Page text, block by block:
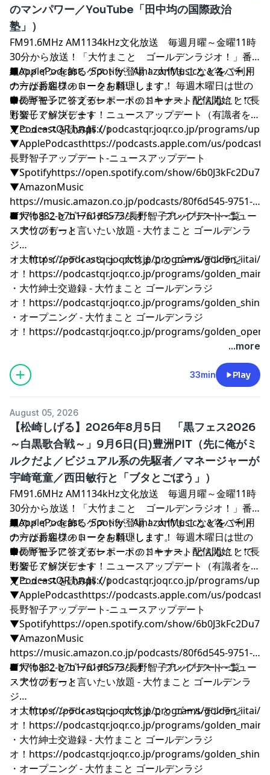
のマンパワー／YouTube「田中均の国際政治
塾」）
FM91.6MHz AM1134kHz文化放送 毎週月曜～金曜11時
30分から放送！「大竹まこと ゴールデンラジオ！」番
組のメインを飾るゲストが登場！ 大竹まこと＆各パート
ナーがお客様のトークを料理します。 毎週木曜日は世の
中のギモンに答えるレポートのコーナー。 どんなことで
も楽しく解決します！
■ApplePodcast、Spotify、AmazonMusicなどをご利用
の方は番組フォローをお願いします！
■長野智子アップデート ポッドキャスト配信開始！！長
野智子アップデート ニュースアップデート（有識者を迎
えニュースを読み解く）
▼PodcastQR⁠⁠⁠⁠⁠⁠⁠⁠⁠⁠⁠⁠⁠⁠⁠⁠⁠⁠⁠⁠⁠⁠⁠⁠⁠⁠⁠⁠⁠⁠⁠⁠⁠⁠⁠⁠⁠⁠⁠⁠⁠⁠⁠⁠⁠⁠⁠⁠⁠⁠⁠⁠⁠⁠⁠⁠⁠⁠⁠⁠⁠⁠⁠⁠⁠⁠⁠⁠⁠⁠⁠⁠⁠⁠⁠⁠⁠⁠⁠⁠⁠⁠⁠⁠⁠⁠⁠⁠⁠⁠⁠⁠⁠⁠⁠⁠⁠⁠⁠⁠⁠⁠⁠⁠⁠⁠⁠⁠⁠⁠⁠⁠⁠⁠⁠⁠⁠⁠⁠⁠⁠⁠⁠⁠⁠⁠⁠⁠⁠⁠⁠⁠⁠⁠⁠⁠⁠⁠⁠⁠⁠⁠⁠⁠⁠⁠⁠⁠⁠⁠⁠⁠⁠⁠⁠⁠⁠⁠⁠⁠https://podcastqr.joqr.co.jp/programs/up⁠⁠⁠⁠⁠⁠⁠⁠⁠⁠⁠⁠⁠⁠⁠⁠⁠⁠⁠⁠⁠⁠⁠⁠⁠⁠⁠⁠⁠⁠⁠⁠⁠⁠⁠⁠⁠⁠⁠⁠⁠⁠⁠⁠⁠⁠⁠⁠⁠⁠⁠⁠⁠⁠⁠⁠⁠⁠⁠⁠⁠⁠⁠⁠⁠⁠⁠⁠⁠⁠⁠⁠⁠⁠⁠⁠⁠⁠⁠⁠⁠⁠⁠⁠⁠⁠⁠⁠⁠⁠⁠⁠⁠⁠⁠⁠⁠⁠⁠⁠⁠⁠⁠⁠⁠⁠⁠⁠⁠⁠⁠⁠⁠⁠⁠⁠⁠⁠⁠⁠⁠⁠⁠⁠⁠⁠⁠⁠⁠⁠⁠⁠⁠⁠⁠⁠⁠⁠⁠⁠⁠⁠⁠⁠⁠⁠⁠⁠⁠⁠⁠⁠⁠⁠⁠⁠⁠⁠⁠⁠
▼ApplePodcast⁠⁠⁠⁠⁠⁠⁠⁠⁠⁠⁠⁠⁠⁠⁠⁠⁠⁠⁠⁠⁠⁠⁠⁠⁠⁠⁠⁠⁠⁠⁠⁠⁠⁠⁠⁠⁠⁠⁠⁠⁠⁠⁠⁠⁠⁠⁠⁠⁠⁠⁠⁠⁠⁠⁠⁠⁠⁠⁠⁠⁠⁠⁠⁠⁠⁠⁠⁠⁠⁠⁠⁠⁠⁠⁠⁠⁠⁠⁠⁠⁠⁠⁠⁠⁠⁠⁠⁠⁠⁠⁠⁠⁠⁠⁠⁠⁠⁠⁠⁠⁠⁠⁠⁠⁠⁠⁠⁠⁠⁠⁠⁠⁠⁠⁠⁠⁠⁠⁠⁠⁠⁠⁠⁠⁠⁠⁠⁠⁠⁠⁠⁠⁠⁠⁠⁠⁠⁠⁠⁠⁠⁠⁠⁠⁠⁠⁠⁠⁠⁠⁠⁠⁠⁠⁠⁠⁠⁠⁠⁠https://podcasts.apple.com/us/podcast/
長野智子アップデート-ニュースアップデート⁠⁠⁠⁠⁠⁠⁠⁠⁠⁠⁠⁠⁠⁠⁠⁠⁠⁠⁠⁠⁠⁠⁠⁠⁠⁠⁠⁠⁠⁠⁠⁠⁠⁠⁠⁠⁠⁠⁠⁠⁠⁠⁠⁠⁠⁠⁠⁠⁠⁠⁠⁠⁠⁠⁠⁠⁠⁠⁠⁠⁠⁠⁠⁠⁠⁠⁠⁠⁠⁠⁠⁠⁠⁠⁠⁠⁠⁠⁠⁠⁠⁠⁠⁠⁠⁠⁠⁠⁠⁠⁠⁠⁠⁠⁠⁠⁠⁠⁠⁠⁠⁠⁠⁠⁠⁠⁠⁠⁠⁠⁠⁠⁠⁠⁠⁠⁠⁠⁠⁠⁠⁠⁠⁠⁠⁠⁠⁠⁠⁠⁠⁠⁠⁠⁠⁠⁠⁠⁠⁠⁠⁠⁠⁠⁠⁠⁠⁠⁠⁠⁠⁠⁠⁠⁠⁠⁠⁠⁠⁠
▼Spotify⁠⁠⁠⁠⁠⁠⁠⁠⁠⁠⁠⁠⁠⁠⁠⁠⁠⁠⁠⁠⁠⁠⁠⁠⁠⁠⁠⁠⁠⁠⁠⁠⁠⁠⁠⁠⁠⁠⁠⁠⁠⁠⁠⁠⁠⁠⁠⁠⁠⁠⁠⁠⁠⁠⁠⁠⁠⁠⁠⁠⁠⁠⁠⁠⁠⁠⁠⁠⁠⁠⁠⁠⁠⁠⁠⁠⁠⁠⁠⁠⁠⁠⁠⁠⁠⁠⁠⁠⁠⁠⁠⁠⁠⁠⁠⁠⁠⁠⁠⁠⁠⁠⁠⁠⁠⁠⁠⁠⁠⁠⁠⁠⁠⁠⁠⁠⁠⁠⁠⁠⁠⁠⁠⁠⁠⁠⁠⁠⁠⁠⁠⁠⁠⁠⁠⁠⁠⁠⁠⁠⁠⁠⁠⁠⁠⁠⁠⁠⁠⁠⁠⁠⁠⁠⁠⁠⁠⁠⁠⁠https://open.spotify.com/show/
▼AmazonMusic
⁠⁠⁠⁠⁠⁠⁠⁠⁠⁠⁠⁠⁠⁠⁠⁠⁠⁠⁠⁠⁠⁠⁠⁠⁠⁠⁠⁠⁠⁠⁠⁠⁠⁠⁠⁠⁠⁠⁠⁠⁠⁠⁠⁠⁠⁠⁠⁠⁠⁠⁠⁠⁠⁠⁠⁠⁠⁠⁠⁠⁠⁠⁠⁠⁠⁠⁠⁠⁠⁠⁠⁠⁠⁠⁠⁠⁠⁠⁠⁠⁠⁠⁠⁠⁠⁠⁠⁠⁠⁠⁠⁠⁠⁠⁠⁠⁠⁠⁠⁠⁠⁠⁠⁠⁠⁠⁠⁠⁠⁠⁠⁠⁠⁠⁠⁠⁠⁠⁠⁠⁠⁠⁠⁠⁠⁠⁠⁠⁠⁠⁠⁠⁠⁠⁠⁠⁠⁠⁠⁠⁠⁠⁠⁠⁠⁠⁠⁠⁠⁠⁠⁠⁠⁠⁠⁠⁠⁠⁠⁠https://music.amazon.co.jp/podcasts/80f6d545-9751-
4f17-b882-b7b1761d8573/長野智子アップデート-ニュー
スアップデート⁠⁠⁠⁠⁠⁠⁠⁠⁠⁠⁠⁠⁠⁠⁠⁠⁠⁠⁠⁠⁠⁠⁠⁠⁠⁠⁠⁠⁠⁠⁠⁠⁠⁠⁠⁠⁠⁠⁠⁠⁠⁠⁠⁠⁠⁠⁠⁠⁠⁠⁠⁠⁠⁠⁠⁠⁠⁠⁠⁠⁠⁠⁠⁠⁠⁠⁠⁠⁠⁠⁠⁠⁠⁠⁠⁠⁠⁠⁠⁠⁠⁠⁠⁠⁠⁠⁠⁠⁠⁠⁠⁠⁠⁠⁠⁠⁠⁠⁠⁠⁠⁠⁠⁠⁠⁠⁠⁠⁠⁠⁠⁠⁠⁠⁠⁠⁠⁠⁠⁠⁠⁠⁠⁠⁠⁠⁠⁠⁠⁠⁠⁠⁠⁠⁠⁠⁠⁠⁠⁠⁠⁠⁠⁠⁠⁠⁠⁠⁠⁠⁠⁠⁠⁠⁠⁠⁠⁠⁠⁠
■大竹まことゴールデンラジオ！ プレイリスト一覧
・大竹のもっと言いたい放題 - 大竹まこと ゴールデンラ
ジ
オ！⁠⁠⁠⁠⁠⁠⁠⁠⁠⁠⁠⁠⁠⁠⁠⁠⁠⁠⁠⁠⁠⁠⁠⁠⁠⁠⁠⁠⁠⁠⁠⁠⁠⁠⁠⁠⁠⁠⁠⁠⁠⁠⁠⁠⁠⁠⁠⁠⁠⁠⁠⁠⁠⁠⁠⁠⁠⁠⁠⁠⁠⁠⁠⁠⁠⁠⁠⁠⁠⁠⁠⁠⁠⁠⁠⁠⁠⁠⁠⁠⁠⁠⁠⁠⁠⁠⁠⁠⁠⁠⁠⁠⁠⁠⁠⁠⁠⁠⁠⁠⁠⁠⁠⁠⁠⁠⁠⁠⁠⁠⁠⁠⁠⁠⁠⁠⁠⁠⁠⁠⁠⁠⁠⁠⁠⁠⁠⁠⁠⁠⁠⁠⁠⁠⁠⁠⁠⁠⁠⁠⁠⁠⁠⁠⁠⁠⁠⁠⁠⁠⁠⁠⁠⁠⁠⁠⁠⁠⁠⁠https://podcastqr.joqr.co.jp/programs/golden_iitai/⁠⁠⁠⁠⁠⁠⁠⁠⁠⁠⁠⁠⁠⁠⁠⁠⁠⁠⁠⁠⁠⁠⁠⁠⁠⁠⁠⁠⁠⁠⁠⁠⁠⁠⁠⁠⁠⁠⁠⁠⁠⁠⁠⁠⁠⁠⁠⁠⁠⁠⁠⁠⁠⁠⁠⁠⁠⁠⁠⁠⁠⁠⁠⁠⁠⁠⁠⁠⁠⁠⁠⁠⁠⁠⁠⁠⁠⁠⁠⁠⁠⁠⁠⁠⁠⁠⁠⁠⁠⁠⁠⁠⁠⁠⁠⁠⁠⁠⁠⁠⁠⁠⁠⁠⁠⁠⁠⁠⁠⁠⁠⁠⁠⁠⁠⁠⁠⁠⁠⁠⁠⁠⁠⁠⁠⁠⁠⁠⁠⁠⁠⁠⁠⁠⁠⁠⁠⁠⁠⁠⁠⁠⁠⁠⁠⁠⁠⁠⁠⁠⁠⁠⁠⁠⁠⁠⁠⁠⁠⁠
・大竹メインディッシュ - 大竹まこと ゴールデンラジ
オ！ ⁠⁠⁠⁠⁠⁠⁠⁠⁠⁠⁠⁠⁠⁠⁠⁠⁠⁠⁠⁠⁠⁠⁠⁠⁠⁠⁠⁠⁠⁠⁠⁠⁠⁠⁠⁠⁠⁠⁠⁠⁠⁠⁠⁠⁠⁠⁠⁠⁠⁠⁠⁠⁠⁠⁠⁠⁠⁠⁠⁠⁠⁠⁠⁠⁠⁠⁠⁠⁠⁠⁠⁠⁠⁠⁠⁠⁠⁠⁠⁠⁠⁠⁠⁠⁠⁠⁠⁠⁠⁠⁠⁠⁠⁠⁠⁠⁠⁠⁠⁠⁠⁠⁠⁠⁠⁠⁠⁠⁠⁠⁠⁠⁠⁠⁠⁠⁠⁠⁠⁠⁠⁠⁠⁠⁠⁠⁠⁠⁠⁠⁠⁠⁠⁠⁠⁠⁠⁠⁠⁠⁠⁠⁠⁠⁠⁠⁠⁠⁠⁠⁠⁠⁠⁠⁠⁠⁠⁠⁠⁠https://podcastqr.joqr.co.jp/programs/golden_main⁠⁠⁠⁠⁠⁠⁠⁠⁠⁠⁠⁠⁠⁠⁠⁠⁠⁠⁠⁠⁠⁠⁠⁠⁠⁠⁠⁠⁠⁠⁠⁠⁠⁠⁠⁠⁠⁠⁠⁠⁠⁠⁠⁠⁠⁠⁠⁠⁠⁠⁠⁠⁠⁠⁠⁠⁠⁠⁠⁠⁠⁠⁠⁠⁠⁠⁠⁠⁠⁠⁠⁠⁠⁠⁠⁠⁠⁠⁠⁠⁠⁠⁠⁠⁠⁠⁠⁠⁠⁠⁠⁠⁠⁠⁠⁠⁠⁠⁠⁠⁠⁠⁠⁠⁠⁠⁠⁠⁠⁠⁠⁠⁠⁠⁠⁠⁠⁠⁠⁠⁠⁠⁠⁠⁠⁠⁠⁠⁠⁠⁠⁠⁠⁠⁠⁠⁠⁠⁠⁠⁠⁠⁠⁠⁠⁠⁠⁠⁠⁠⁠⁠⁠⁠⁠⁠⁠⁠⁠⁠
・大竹紳士交遊録 - 大竹まこと ゴールデンラジ
オ！ ⁠⁠⁠⁠⁠⁠⁠⁠⁠⁠⁠⁠⁠⁠⁠⁠⁠⁠⁠⁠⁠⁠⁠⁠⁠⁠⁠⁠⁠⁠⁠⁠⁠⁠⁠⁠⁠⁠⁠⁠⁠⁠⁠⁠⁠⁠⁠⁠⁠⁠⁠⁠⁠⁠⁠⁠⁠⁠⁠⁠⁠⁠⁠⁠⁠⁠⁠⁠⁠⁠⁠⁠⁠⁠⁠⁠⁠⁠⁠⁠⁠⁠⁠⁠⁠⁠⁠⁠⁠⁠⁠⁠⁠⁠⁠⁠⁠⁠⁠⁠⁠⁠⁠⁠⁠⁠⁠⁠⁠⁠⁠⁠⁠⁠⁠⁠⁠⁠⁠⁠⁠⁠⁠⁠⁠⁠⁠⁠⁠⁠⁠⁠⁠⁠⁠⁠⁠⁠⁠⁠⁠⁠⁠⁠⁠⁠⁠⁠⁠⁠⁠⁠⁠⁠⁠⁠⁠⁠⁠⁠https://podcastqr.joqr.co.jp/programs/
・オープニング - 大竹まこと ゴールデンラジ
オ！ ⁠⁠⁠⁠⁠⁠⁠⁠⁠⁠⁠⁠⁠⁠⁠⁠⁠⁠⁠⁠⁠⁠⁠⁠⁠⁠⁠⁠⁠⁠⁠⁠⁠⁠⁠⁠⁠⁠⁠⁠⁠⁠⁠⁠⁠⁠⁠⁠⁠⁠⁠⁠⁠⁠⁠⁠⁠⁠⁠⁠⁠⁠⁠⁠⁠⁠⁠⁠⁠⁠⁠⁠⁠⁠⁠⁠⁠⁠⁠⁠⁠⁠⁠⁠⁠⁠⁠⁠⁠⁠⁠⁠⁠⁠⁠⁠⁠⁠⁠⁠⁠⁠⁠⁠⁠⁠⁠⁠⁠⁠⁠⁠⁠⁠⁠⁠⁠⁠⁠⁠⁠⁠⁠⁠⁠⁠⁠⁠⁠⁠⁠⁠⁠⁠⁠⁠⁠⁠⁠⁠⁠⁠⁠⁠⁠⁠⁠⁠⁠⁠⁠⁠⁠⁠⁠⁠⁠⁠⁠⁠https://podcastqr.joqr.co.jp/programs/
...more
33min Play
August 05, 2026
【松崎しげる】2026年8月5日 「黒フェス2026
～白黒歌合戦～」9月6日(日)豊洲PIT（先に俺がミ
ルクだよ／ビジュアル系の先駆者／マネージャーが
宇崎竜童／西田敏行と「ブタとごぼう」）
FM91.6MHz AM1134kHz文化放送 毎週月曜～金曜11時
30分から放送！「大竹まこと ゴールデンラジオ！」番
組のメインを飾るゲストが登場！ 大竹まこと＆各パート
ナーがお客様のトークを料理します。 毎週木曜日は世の
中のギモンに答えるレポートのコーナー。 どんなことで
も楽しく解決します！
■ApplePodcast、Spotify、AmazonMusicなどをご利用
の方は番組フォローをお願いします！
■長野智子アップデート ポッドキャスト配信開始！！長
野智子アップデート ニュースアップデート（有識者を迎
えニュースを読み解く）
▼PodcastQR⁠⁠⁠⁠⁠⁠⁠⁠⁠⁠⁠⁠⁠⁠⁠⁠⁠⁠⁠⁠⁠⁠⁠⁠⁠⁠⁠⁠⁠⁠⁠⁠⁠⁠⁠⁠⁠⁠⁠⁠⁠⁠⁠⁠⁠⁠⁠⁠⁠⁠⁠⁠⁠⁠⁠⁠⁠⁠⁠⁠⁠⁠⁠⁠⁠⁠⁠⁠⁠⁠⁠⁠⁠⁠⁠⁠⁠⁠⁠⁠⁠⁠⁠⁠⁠⁠⁠⁠⁠⁠⁠⁠⁠⁠⁠⁠⁠⁠⁠⁠⁠⁠⁠⁠⁠⁠⁠⁠⁠⁠⁠⁠⁠⁠⁠⁠⁠⁠⁠⁠⁠⁠⁠⁠⁠⁠⁠⁠⁠⁠⁠⁠⁠⁠⁠⁠⁠⁠⁠⁠⁠⁠⁠⁠⁠⁠⁠⁠⁠⁠⁠⁠⁠⁠⁠⁠⁠⁠⁠https://podcastqr.joqr.co.jp/programs/up⁠⁠⁠⁠⁠⁠⁠⁠⁠⁠⁠⁠⁠⁠⁠⁠⁠⁠⁠⁠⁠⁠⁠⁠⁠⁠⁠⁠⁠⁠⁠⁠⁠⁠⁠⁠⁠⁠⁠⁠⁠⁠⁠⁠⁠⁠⁠⁠⁠⁠⁠⁠⁠⁠⁠⁠⁠⁠⁠⁠⁠⁠⁠⁠⁠⁠⁠⁠⁠⁠⁠⁠⁠⁠⁠⁠⁠⁠⁠⁠⁠⁠⁠⁠⁠⁠⁠⁠⁠⁠⁠⁠⁠⁠⁠⁠⁠⁠⁠⁠⁠⁠⁠⁠⁠⁠⁠⁠⁠⁠⁠⁠⁠⁠⁠⁠⁠⁠⁠⁠⁠⁠⁠⁠⁠⁠⁠⁠⁠⁠⁠⁠⁠⁠⁠⁠⁠⁠⁠⁠⁠⁠⁠⁠⁠⁠⁠⁠⁠⁠⁠⁠⁠⁠⁠⁠⁠⁠⁠
▼ApplePodcast⁠⁠⁠⁠⁠⁠⁠⁠⁠⁠⁠⁠⁠⁠⁠⁠⁠⁠⁠⁠⁠⁠⁠⁠⁠⁠⁠⁠⁠⁠⁠⁠⁠⁠⁠⁠⁠⁠⁠⁠⁠⁠⁠⁠⁠⁠⁠⁠⁠⁠⁠⁠⁠⁠⁠⁠⁠⁠⁠⁠⁠⁠⁠⁠⁠⁠⁠⁠⁠⁠⁠⁠⁠⁠⁠⁠⁠⁠⁠⁠⁠⁠⁠⁠⁠⁠⁠⁠⁠⁠⁠⁠⁠⁠⁠⁠⁠⁠⁠⁠⁠⁠⁠⁠⁠⁠⁠⁠⁠⁠⁠⁠⁠⁠⁠⁠⁠⁠⁠⁠⁠⁠⁠⁠⁠⁠⁠⁠⁠⁠⁠⁠⁠⁠⁠⁠⁠⁠⁠⁠⁠⁠⁠⁠⁠⁠⁠⁠⁠⁠⁠⁠⁠⁠⁠⁠⁠⁠⁠https://podcasts.apple.com/us/podcast/
長野智子アップデート-ニュースアップデート⁠⁠⁠⁠⁠⁠⁠⁠⁠⁠⁠⁠⁠⁠⁠⁠⁠⁠⁠⁠⁠⁠⁠⁠⁠⁠⁠⁠⁠⁠⁠⁠⁠⁠⁠⁠⁠⁠⁠⁠⁠⁠⁠⁠⁠⁠⁠⁠⁠⁠⁠⁠⁠⁠⁠⁠⁠⁠⁠⁠⁠⁠⁠⁠⁠⁠⁠⁠⁠⁠⁠⁠⁠⁠⁠⁠⁠⁠⁠⁠⁠⁠⁠⁠⁠⁠⁠⁠⁠⁠⁠⁠⁠⁠⁠⁠⁠⁠⁠⁠⁠⁠⁠⁠⁠⁠⁠⁠⁠⁠⁠⁠⁠⁠⁠⁠⁠⁠⁠⁠⁠⁠⁠⁠⁠⁠⁠⁠⁠⁠⁠⁠⁠⁠⁠⁠⁠⁠⁠⁠⁠⁠⁠⁠⁠⁠⁠⁠⁠⁠⁠⁠⁠⁠⁠⁠⁠⁠⁠
▼Spotify⁠⁠⁠⁠⁠⁠⁠⁠⁠⁠⁠⁠⁠⁠⁠⁠⁠⁠⁠⁠⁠⁠⁠⁠⁠⁠⁠⁠⁠⁠⁠⁠⁠⁠⁠⁠⁠⁠⁠⁠⁠⁠⁠⁠⁠⁠⁠⁠⁠⁠⁠⁠⁠⁠⁠⁠⁠⁠⁠⁠⁠⁠⁠⁠⁠⁠⁠⁠⁠⁠⁠⁠⁠⁠⁠⁠⁠⁠⁠⁠⁠⁠⁠⁠⁠⁠⁠⁠⁠⁠⁠⁠⁠⁠⁠⁠⁠⁠⁠⁠⁠⁠⁠⁠⁠⁠⁠⁠⁠⁠⁠⁠⁠⁠⁠⁠⁠⁠⁠⁠⁠⁠⁠⁠⁠⁠⁠⁠⁠⁠⁠⁠⁠⁠⁠⁠⁠⁠⁠⁠⁠⁠⁠⁠⁠⁠⁠⁠⁠⁠⁠⁠⁠⁠⁠⁠⁠⁠⁠https://open.spotify.com/show/
▼AmazonMusic
⁠⁠⁠⁠⁠⁠⁠⁠⁠⁠⁠⁠⁠⁠⁠⁠⁠⁠⁠⁠⁠⁠⁠⁠⁠⁠⁠⁠⁠⁠⁠⁠⁠⁠⁠⁠⁠⁠⁠⁠⁠⁠⁠⁠⁠⁠⁠⁠⁠⁠⁠⁠⁠⁠⁠⁠⁠⁠⁠⁠⁠⁠⁠⁠⁠⁠⁠⁠⁠⁠⁠⁠⁠⁠⁠⁠⁠⁠⁠⁠⁠⁠⁠⁠⁠⁠⁠⁠⁠⁠⁠⁠⁠⁠⁠⁠⁠⁠⁠⁠⁠⁠⁠⁠⁠⁠⁠⁠⁠⁠⁠⁠⁠⁠⁠⁠⁠⁠⁠⁠⁠⁠⁠⁠⁠⁠⁠⁠⁠⁠⁠⁠⁠⁠⁠⁠⁠⁠⁠⁠⁠⁠⁠⁠⁠⁠⁠⁠⁠⁠⁠⁠⁠⁠⁠⁠⁠⁠⁠https://music.amazon.co.jp/podcasts/80f6d545-9751-
4f17-b882-b7b1761d8573/長野智子アップデート-ニュー
スアップデート⁠⁠⁠⁠⁠⁠⁠⁠⁠⁠⁠⁠⁠⁠⁠⁠⁠⁠⁠⁠⁠⁠⁠⁠⁠⁠⁠⁠⁠⁠⁠⁠⁠⁠⁠⁠⁠⁠⁠⁠⁠⁠⁠⁠⁠⁠⁠⁠⁠⁠⁠⁠⁠⁠⁠⁠⁠⁠⁠⁠⁠⁠⁠⁠⁠⁠⁠⁠⁠⁠⁠⁠⁠⁠⁠⁠⁠⁠⁠⁠⁠⁠⁠⁠⁠⁠⁠⁠⁠⁠⁠⁠⁠⁠⁠⁠⁠⁠⁠⁠⁠⁠⁠⁠⁠⁠⁠⁠⁠⁠⁠⁠⁠⁠⁠⁠⁠⁠⁠⁠⁠⁠⁠⁠⁠⁠⁠⁠⁠⁠⁠⁠⁠⁠⁠⁠⁠⁠⁠⁠⁠⁠⁠⁠⁠⁠⁠⁠⁠⁠⁠⁠⁠⁠⁠⁠⁠⁠⁠
■大竹まことゴールデンラジオ！ プレイリスト一覧
・大竹のもっと言いたい放題 - 大竹まこと ゴールデンラ
ジ
オ！⁠⁠⁠⁠⁠⁠⁠⁠⁠⁠⁠⁠⁠⁠⁠⁠⁠⁠⁠⁠⁠⁠⁠⁠⁠⁠⁠⁠⁠⁠⁠⁠⁠⁠⁠⁠⁠⁠⁠⁠⁠⁠⁠⁠⁠⁠⁠⁠⁠⁠⁠⁠⁠⁠⁠⁠⁠⁠⁠⁠⁠⁠⁠⁠⁠⁠⁠⁠⁠⁠⁠⁠⁠⁠⁠⁠⁠⁠⁠⁠⁠⁠⁠⁠⁠⁠⁠⁠⁠⁠⁠⁠⁠⁠⁠⁠⁠⁠⁠⁠⁠⁠⁠⁠⁠⁠⁠⁠⁠⁠⁠⁠⁠⁠⁠⁠⁠⁠⁠⁠⁠⁠⁠⁠⁠⁠⁠⁠⁠⁠⁠⁠⁠⁠⁠⁠⁠⁠⁠⁠⁠⁠⁠⁠⁠⁠⁠⁠⁠⁠⁠⁠⁠⁠⁠⁠⁠⁠⁠https://podcastqr.joqr.co.jp/programs/golden_iitai/⁠⁠⁠⁠⁠⁠⁠⁠⁠⁠⁠⁠⁠⁠⁠⁠⁠⁠⁠⁠⁠⁠⁠⁠⁠⁠⁠⁠⁠⁠⁠⁠⁠⁠⁠⁠⁠⁠⁠⁠⁠⁠⁠⁠⁠⁠⁠⁠⁠⁠⁠⁠⁠⁠⁠⁠⁠⁠⁠⁠⁠⁠⁠⁠⁠⁠⁠⁠⁠⁠⁠⁠⁠⁠⁠⁠⁠⁠⁠⁠⁠⁠⁠⁠⁠⁠⁠⁠⁠⁠⁠⁠⁠⁠⁠⁠⁠⁠⁠⁠⁠⁠⁠⁠⁠⁠⁠⁠⁠⁠⁠⁠⁠⁠⁠⁠⁠⁠⁠⁠⁠⁠⁠⁠⁠⁠⁠⁠⁠⁠⁠⁠⁠⁠⁠⁠⁠⁠⁠⁠⁠⁠⁠⁠⁠⁠⁠⁠⁠⁠⁠⁠⁠⁠⁠⁠⁠⁠⁠
・大竹メインディッシュ - 大竹まこと ゴールデンラジ
オ！ ⁠⁠⁠⁠⁠⁠⁠⁠⁠⁠⁠⁠⁠⁠⁠⁠⁠⁠⁠⁠⁠⁠⁠⁠⁠⁠⁠⁠⁠⁠⁠⁠⁠⁠⁠⁠⁠⁠⁠⁠⁠⁠⁠⁠⁠⁠⁠⁠⁠⁠⁠⁠⁠⁠⁠⁠⁠⁠⁠⁠⁠⁠⁠⁠⁠⁠⁠⁠⁠⁠⁠⁠⁠⁠⁠⁠⁠⁠⁠⁠⁠⁠⁠⁠⁠⁠⁠⁠⁠⁠⁠⁠⁠⁠⁠⁠⁠⁠⁠⁠⁠⁠⁠⁠⁠⁠⁠⁠⁠⁠⁠⁠⁠⁠⁠⁠⁠⁠⁠⁠⁠⁠⁠⁠⁠⁠⁠⁠⁠⁠⁠⁠⁠⁠⁠⁠⁠⁠⁠⁠⁠⁠⁠⁠⁠⁠⁠⁠⁠⁠⁠⁠⁠⁠⁠⁠⁠⁠⁠https://podcastqr.joqr.co.jp/programs/golden_main⁠⁠⁠⁠⁠⁠⁠⁠⁠⁠⁠⁠⁠⁠⁠⁠⁠⁠⁠⁠⁠⁠⁠⁠⁠⁠⁠⁠⁠⁠⁠⁠⁠⁠⁠⁠⁠⁠⁠⁠⁠⁠⁠⁠⁠⁠⁠⁠⁠⁠⁠⁠⁠⁠⁠⁠⁠⁠⁠⁠⁠⁠⁠⁠⁠⁠⁠⁠⁠⁠⁠⁠⁠⁠⁠⁠⁠⁠⁠⁠⁠⁠⁠⁠⁠⁠⁠⁠⁠⁠⁠⁠⁠⁠⁠⁠⁠⁠⁠⁠⁠⁠⁠⁠⁠⁠⁠⁠⁠⁠⁠⁠⁠⁠⁠⁠⁠⁠⁠⁠⁠⁠⁠⁠⁠⁠⁠⁠⁠⁠⁠⁠⁠⁠⁠⁠⁠⁠⁠⁠⁠⁠⁠⁠⁠⁠⁠⁠⁠⁠⁠⁠⁠⁠⁠⁠⁠⁠⁠
・大竹紳士交遊録 - 大竹まこと ゴールデンラジ
オ！ ⁠⁠⁠⁠⁠⁠⁠⁠⁠⁠⁠⁠⁠⁠⁠⁠⁠⁠⁠⁠⁠⁠⁠⁠⁠⁠⁠⁠⁠⁠⁠⁠⁠⁠⁠⁠⁠⁠⁠⁠⁠⁠⁠⁠⁠⁠⁠⁠⁠⁠⁠⁠⁠⁠⁠⁠⁠⁠⁠⁠⁠⁠⁠⁠⁠⁠⁠⁠⁠⁠⁠⁠⁠⁠⁠⁠⁠⁠⁠⁠⁠⁠⁠⁠⁠⁠⁠⁠⁠⁠⁠⁠⁠⁠⁠⁠⁠⁠⁠⁠⁠⁠⁠⁠⁠⁠⁠⁠⁠⁠⁠⁠⁠⁠⁠⁠⁠⁠⁠⁠⁠⁠⁠⁠⁠⁠⁠⁠⁠⁠⁠⁠⁠⁠⁠⁠⁠⁠⁠⁠⁠⁠⁠⁠⁠⁠⁠⁠⁠⁠⁠⁠⁠⁠⁠⁠⁠⁠⁠https://podcastqr.joqr.co.jp/programs/
・オープニング - 大竹まこと ゴールデンラジ